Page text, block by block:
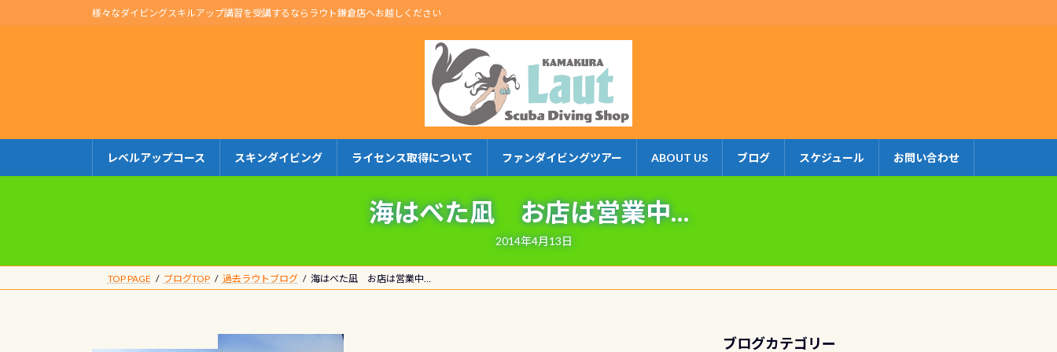
ン
キ
プ
ビ
に
動
様々なダイビングスキルアップ講習を受講するならラウト鎌倉店へお越しください
レベルアップコース スキンダイビング ライセンス取得について ファンダイビングツアー ABOUT US ブログ スケジュール お問い合わせ
海はべた凪 お店は営業中…
2014年4月13日
TOP PAGE ブログTOP 過去ラウトブログ 海はべた凪 お店は営業中…
ブログカテゴリー